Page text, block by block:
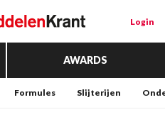
Login
AWARDS
Formules Slijterijen